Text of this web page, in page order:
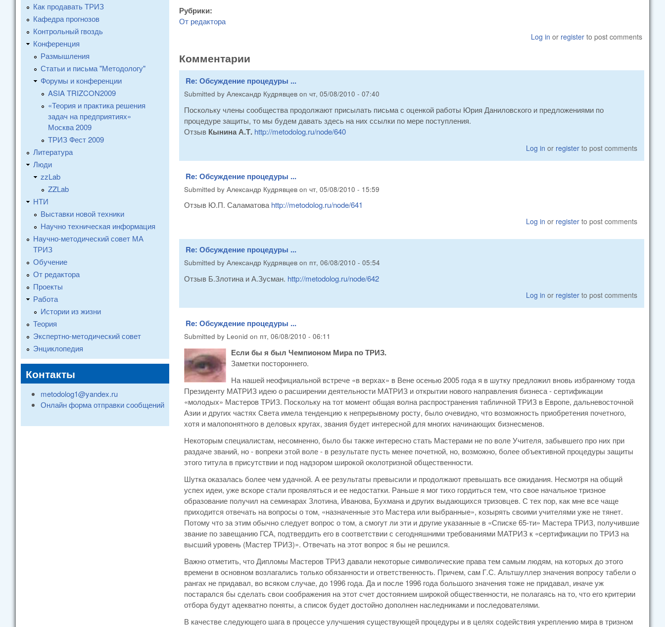
Рубрики:
От редактора
Log in or register to post comments
Комментарии
Re: Обсуждение процедуры ...
Submitted by Александр Кудрявцев on чт, 05/08/2010 - 07:40
Поскольку члены сообщества продолжают присылать письма с оценкой работы Юрия Даниловского и предложениями по
процедуре защиты, то мы будем давать здесь на них ссылки по мере поступления.
Отзыв Кынина А.Т. http://metodolog.ru/node/640
Log in or register to post comments
Re: Обсуждение процедуры ...
Submitted by Александр Кудрявцев on чт, 05/08/2010 - 15:59
Отзыв Ю.П. Саламатоваhttp://metodolog.ru/node/641
Log in or register to post comments
Re: Обсуждение процедуры ...
Submitted by Александр Кудрявцев on пт, 06/08/2010 - 05:54
Отзыв Б.Злотина и А.Зусман. http://metodolog.ru/node/642
Log in or register to post comments
Re: Обсуждение процедуры ...
Submitted by Leonid on пт, 06/08/2010 - 06:11
Если бы я был Чемпионом Мира по ТРИЗ.
Заметки постороннего.
На нашей неофициальной встрече «в верхах» в Вене осенью 2005 года я в шутку предложил вновь избранному тогда
Президенту МАТРИЗ идею о расширении деятельности МАТРИЗ и открытии нового направления бизнеса - сертификации
«молодых» Мастеров ТРИЗ. Поскольку на тот момент общая волна распространения табличной ТРИЗ в Европе, дальневосточной
Азии и других частях Света имела тенденцию к непрерывному росту, было очевидно, что возможность приобретения почетного,
хотя и малопонятного в деловых кругах, звания будет интересной для многих начинающих бизнесменов.
Некоторым специалистам, несомненно, было бы также интересно стать Мастерами не по воле Учителя, забывшего про них при
раздаче званий, но - вопреки этой воле - в результате пусть менее почетной, но, возможно, более объективной процедуры защиты
этого титула в присутствии и под надзором широкой околотризной общественности.
Шутка оказалась более чем удачной. А ее результаты превысили и продолжают превышать все ожидания. Несмотря на общий
успех идеи, уже вскоре стали проявляться и ее недостатки. Раньше я мог тихо гордиться тем, что свое начальное тризное
образование получил на семинарах Злотина, Иванова, Бухмана и других выдающихся тризовцев. С тех пор, как мне все чаще
приходится отвечать на вопросы о том, «назначенные это Мастера или выбранные», козырять своими учителями уже не тянет.
Потому что за этим обычно следует вопрос о том, а смогут ли эти и другие указанные в «Списке 65-ти» Мастера ТРИЗ, получившие
звание по завещанию ГСА, подтвердить его в соответствии с сегодняшними требованиями МАТРИЗ к «сертификации по ТРИЗ на
высший уровень (Мастер ТРИЗ)». Отвечать на этот вопрос я бы не решился.
Важно отметить, что Дипломы Мастеров ТРИЗ давали некоторые символические права тем самым людям, на которых до этого
времени в основном возлагались только обязанности и ответственность. Причем, сам Г.С. Альтшуллер значения вопросу табели о
рангах не придавал, во всяком случае, до 1996 года. Да и после 1996 года большого значения тоже не придавал, иначе уж
постарался бы сделать свои соображения на этот счет достоянием широкой общественности, не полагаясь на то, что его критерии
отбора будут адекватно поняты, а список будет достойно дополнен наследниками и последователями.
В качестве следующего шага в процессе улучшения существующей процедуры и в целях содействия укреплению мира в тризном
Как продавать ТРИЗ
Кафедра прогнозов
Контрольный гвоздь
Конференция
Размышления
Статьи и письма "Методологу"
Форумы и конференции
ASIA TRIZCON2009
«Теория и практика решения
задач на предприятиях»
Москва 2009
ТРИЗ Фест 2009
Литература
Люди
zzLab
ZZLab
НТИ
Выставки новой техники
Научно техническая информация
Научно-методический совет МА
ТРИЗ
Обучение
От редактора
Проекты
Работа
Истории из жизни
Теория
Экспертно-методический совет
Энциклопедия
Контакты
metodolog1@yandex.ru
Онлайн форма отправки сообщений